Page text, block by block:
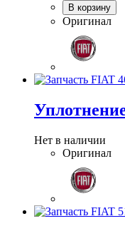
В корзину
Оригинал
Нет в наличии
Оригинал